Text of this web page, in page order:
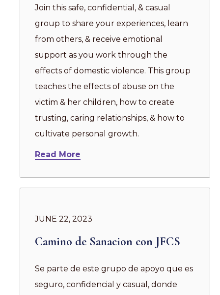
Join this safe, confidential, & casual
group to share your experiences, learn
from others, & receive emotional
support as you work through the
effects of domestic violence. This group
teaches the effects of abuse on the
victim & her children, how to create
trusting, caring relationships, & how to
cultivate personal growth.
Read More
JUNE 22, 2023
Camino de Sanacion con JFCS
Se parte de este grupo de apoyo que es
seguro, confidencial y casual, donde